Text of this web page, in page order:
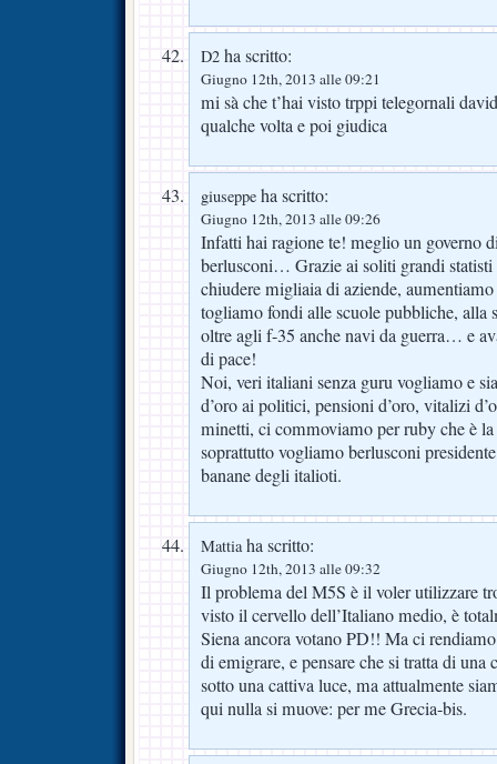
D2 ha scritto:
Giugno 12th, 2013 alle 09:21
mi sà che t’hai visto trppi telegornali
qualche volta e poi giudica
giuseppe ha scritto:
Giugno 12th, 2013 alle 09:26
Infatti hai ragione te! meglio un governo
berlusconi… Grazie ai soliti grandi statisti
chiudere migliaia di aziende,
togliamo fondi alle scuole pubbliche, alla
oltre agli f-35 anche navi da guerra… e
di pace!
Noi, veri italiani senza guru vogliamo e
d’oro ai politici, pensioni d’oro, vitalizi
minetti, ci commoviamo per ruby che è
soprattutto vogliamo berlusconi
banane degli italioti.
Mattiaha scritto:
Giugno 12th, 2013 alle 09:32
Il problema del M5S è il voler utilizzare
visto il cervello dell’Italiano medio, è
Siena ancora votano PD!! Ma ci
di emigrare, e pensare che si tratta di una
sotto una cattiva luce, ma attualmente
qui nulla si muove: per me Grecia-bis.